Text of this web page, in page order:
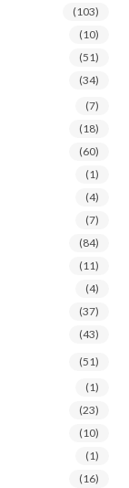
(103)
(10)
(51)
(34)
(7)
(18)
(60)
(1)
(4)
(7)
(84)
(11)
(4)
(37)
(43)
(51)
(1)
(23)
(10)
(1)
(16)